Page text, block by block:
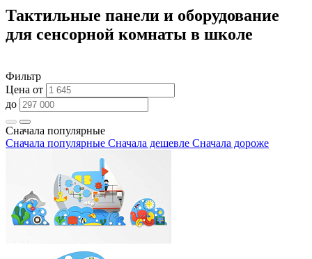
Тактильные панели и оборудование
для сенсорной комнаты в школе
Фильтр
Цена от
до
Сначала популярные
Сначала популярные Сначала дешевле Сначала дороже